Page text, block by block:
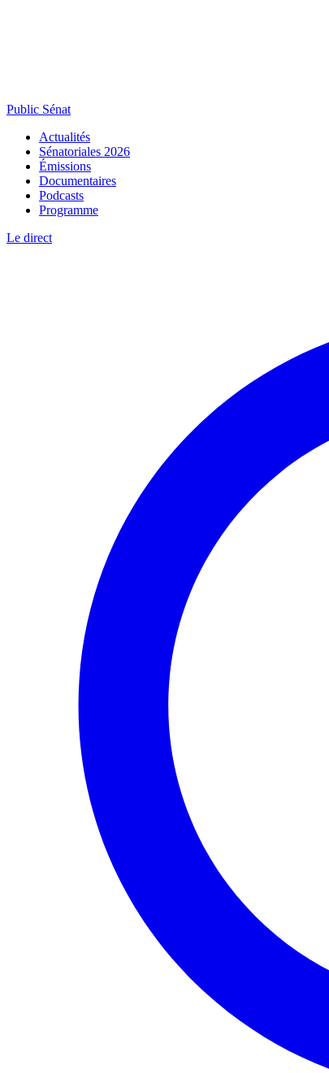
Public Sénat
Actualités
Sénatoriales 2026
Émissions
Documentaires
Podcasts
Programme
Le direct